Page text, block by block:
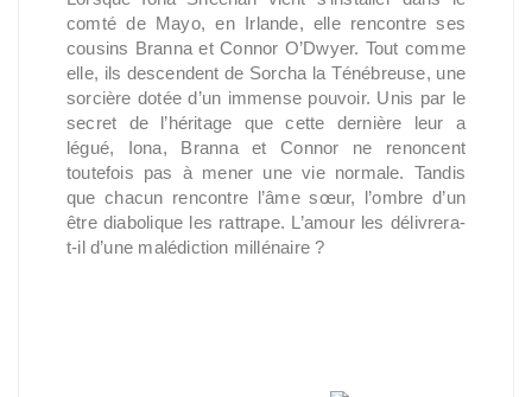
comté de Mayo, en Irlande, elle rencontre ses
cousins Branna et Connor O’Dwyer. Tout comme
elle, ils descendent de Sorcha la Ténébreuse, une
sorcière dotée d’un immense pouvoir. Unis par le
secret de l’héritage que cette dernière leur a
légué, Iona, Branna et Connor ne renoncent
toutefois pas à mener une vie normale. Tandis
que chacun rencontre l’âme sœur, l’ombre d’un
être diabolique les rattrape. L’amour les délivrera-
t-il d’une malédiction millénaire ?